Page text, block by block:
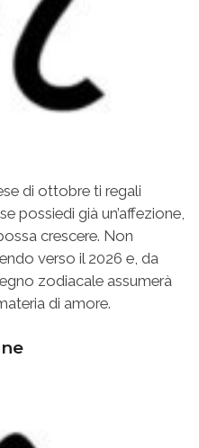
di ottobre ti regali
possiedi già un’affezione,
crescere. Non
verso il 2026 e, da
zodiacale assumerà
di amore.